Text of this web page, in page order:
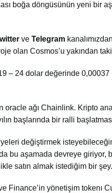
boğa döngüsünün yeni bir
ve Telegram
olan Cosmos’u yakından
– 24 dolar değerinde
ağı Chainlink. Kripto
başlarında bir ralli
değiştirmek
bu aşamada devreye giriyor,
satın almak istediğim bir
yönetişim tokenı